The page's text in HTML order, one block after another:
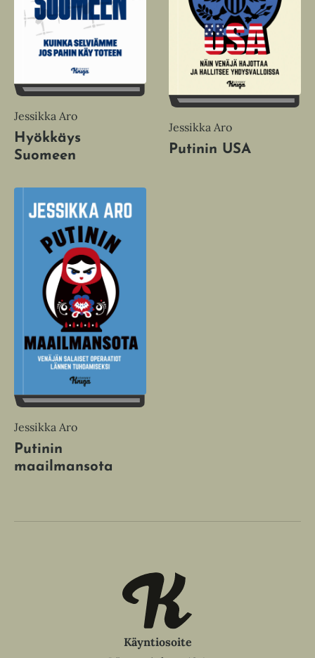
Jessikka Aro
Hyökkäys
Suomeen
Jessikka Aro
Putinin USA
Jessikka Aro
Putinin
maailmansota
Käyntiosoite